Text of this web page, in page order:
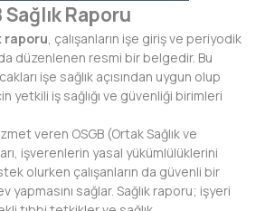
Raporu
raporu , çalışanların işe giriş ve periyodik
düzenlenen resmi bir belgedir. Bu
işe sağlık açısından uygun olup
yetkili iş sağlığı ve güvenliği birimleri
veren OSGB (Ortak Sağlık ve
işverenlerin yasal yükümlülüklerini
olurken çalışanların da güvenli bir
yapmasını sağlar. Sağlık raporu; işyeri